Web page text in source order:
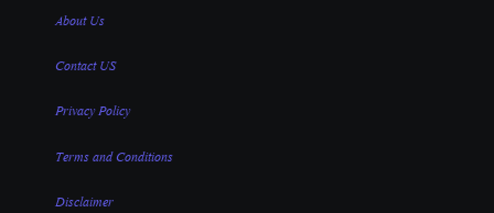
About Us
Contact US
Privacy Policy
Terms and Conditions
Disclaimer